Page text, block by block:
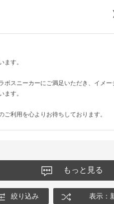
ます。
ボスニーカーにご満足いただき、イメ
ます。
利用を心よりお待ちしております。
もっと見る
絞り込み 表示：